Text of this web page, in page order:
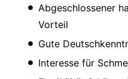
Abgeschlossener
Vorteil
Gute
Interesse für